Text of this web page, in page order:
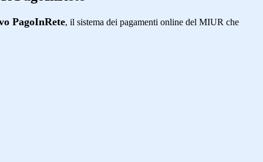
PagoInRete, il sistema dei pagamenti online del MIUR che